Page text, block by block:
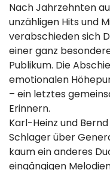
Nach Jahrzehnten
unzähligen Hits und
verabschieden sich
einer ganz
Publikum. Die
emotionalen
– ein letztes
Erinnern.
Karl-Heinz und
Schlager über
kaum ein anderes
eingängigen